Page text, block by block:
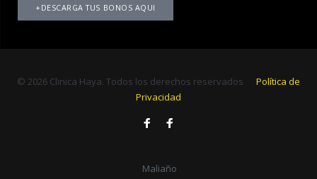
+DESCARGA TUS BONOS AQUI
© 2026 Clinica Haya. Todos los derechos reservados
Política de
Privacidad
Maliaño